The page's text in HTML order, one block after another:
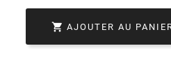
 AJOUTER AU